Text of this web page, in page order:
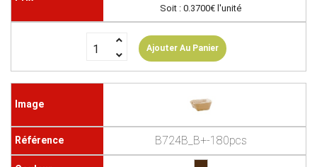
Soit : 0.3700€ l'unité
Ajouter Au Panier
B724B_B+-180pcs